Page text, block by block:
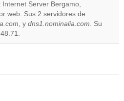
Do you
own this
OK
Internet Server Bergamo,
web. Sus 2 servidores de
, y dns1.nominalia.com. Su